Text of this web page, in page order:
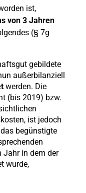
ist,
von 3 Jahren
(§ 7g
gebildete
außerbilanziell
werden. Die
(bis 2019) bzw.
ist jedoch
begünstigte
Jahr in dem der
wurde,